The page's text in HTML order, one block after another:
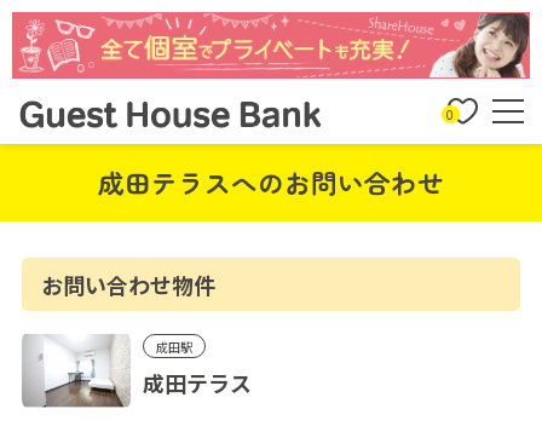
0
成田テラスへのお問い合わせ
お問い合わせ物件
成田駅
成田テラス